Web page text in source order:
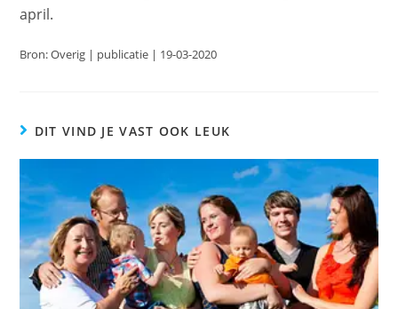
april.
Bron: Overig | publicatie | 19-03-2020
DIT VIND JE VAST OOK LEUK